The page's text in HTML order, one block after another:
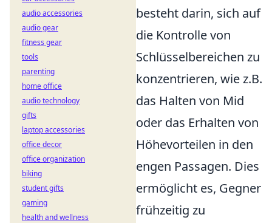
besteht darin, sich auf
die Kontrolle von
Schlüsselbereichen zu
konzentrieren, wie z.B.
das Halten von Mid
oder das Erhalten von
Höhevorteilen in den
engen Passagen. Dies
ermöglicht es, Gegner
frühzeitig zu
audio accessories
audio gear
fitness gear
tools
parenting
home office
audio technology
gifts
laptop accessories
office decor
office organization
biking
student gifts
gaming
health and wellness